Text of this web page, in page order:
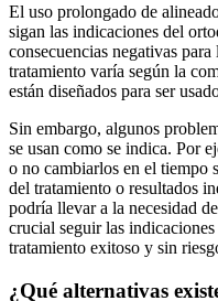
El uso prolongado de
sigan las indicaciones del
consecuencias negativas
tratamiento varía según la
están diseñados para ser
Sin embargo, algunos
se usan como se indica. Por
o no cambiarlos en el tiempo
del tratamiento o resultados
podría llevar a la necesidad
crucial seguir las
tratamiento exitoso y sin
¿Qué alternativas